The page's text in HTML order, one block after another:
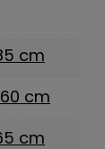
cm
cm
cm